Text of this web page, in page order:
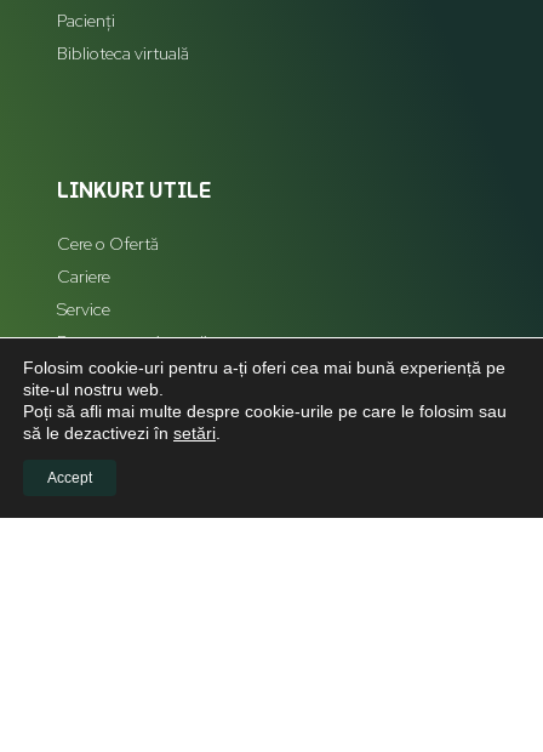
Pacienți
Biblioteca virtuală
LINKURI UTILE
Cere o Ofertă
Cariere
Service
Reprezentanți zonali
Hartă Site
LEGAL
Folosim cookie-uri pentru a-ți oferi cea mai bună experiență pe
site-ul nostru web.
Poți să afli mai multe despre cookie-urile pe care le folosim sau
să le dezactivezi în setări
Accept